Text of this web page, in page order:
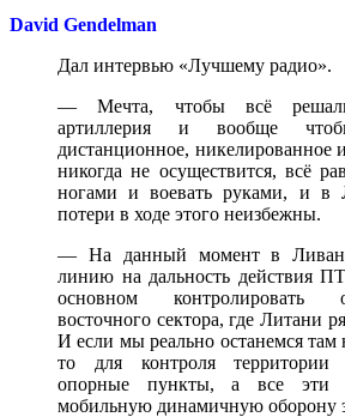
David Gendelman
Дал интервью «Лучшему радио».
— Мечта, чтобы всё
артиллерия и вообще
дистанционное, никелированное
никогда не осуществится, всё
ногами и воевать руками, и в
потери в ходе этого неизбежны.
— На данный момент в Ливане
линию на дальность действия
основном контролировать
восточного сектора, где Литани
И если мы реально останемся там
то для контроля территории
опорные пункты, а все эти
мобильную динамичную оборону